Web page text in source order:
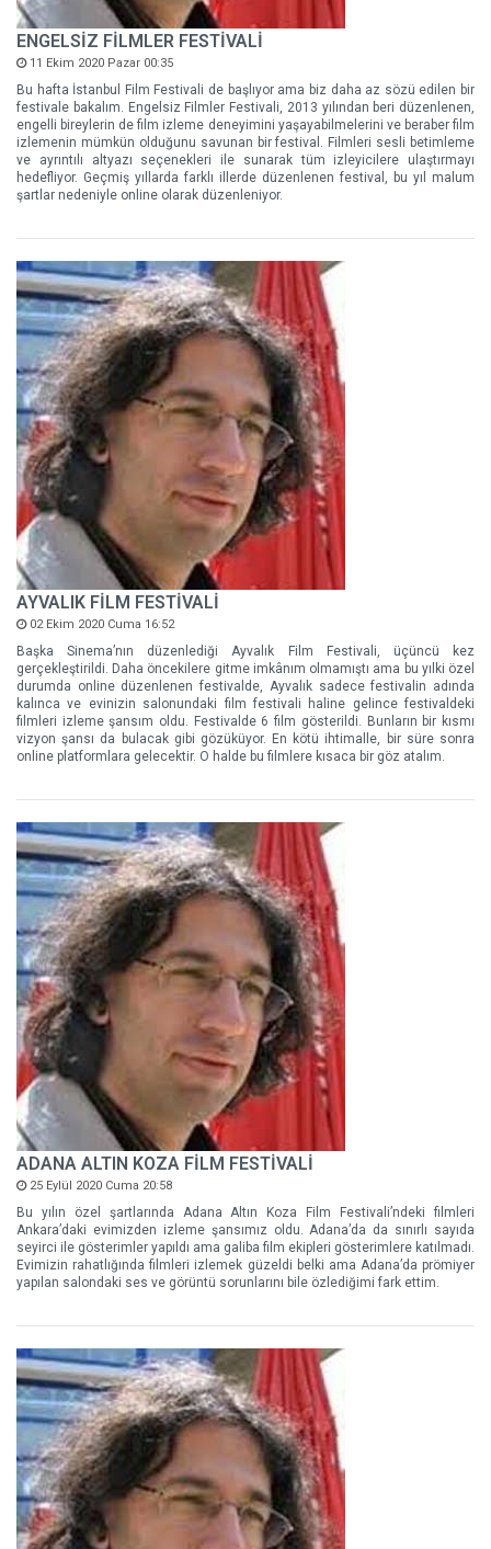
ENGELSİZ FİLMLER FESTİVALİ
11 Ekim 2020 Pazar 00:35
Bu hafta İstanbul Film Festivali de başlıyor ama biz daha az sözü edilen bir
festivale bakalım. Engelsiz Filmler Festivali, 2013 yılından beri düzenlenen,
engelli bireylerin de film izleme deneyimini yaşayabilmelerini ve beraber film
izlemenin mümkün olduğunu savunan bir festival. Filmleri sesli betimleme
ve ayrıntılı altyazı seçenekleri ile sunarak tüm izleyicilere ulaştırmayı
hedefliyor. Geçmiş yıllarda farklı illerde düzenlenen festival, bu yıl malum
şartlar nedeniyle online olarak düzenleniyor.
AYVALIK FİLM FESTİVALİ
02 Ekim 2020 Cuma 16:52
Başka Sinema’nın düzenlediği Ayvalık Film Festivali, üçüncü kez
gerçekleştirildi. Daha öncekilere gitme imkânım olmamıştı ama bu yılki özel
durumda online düzenlenen festivalde, Ayvalık sadece festivalin adında
kalınca ve evinizin salonundaki film festivali haline gelince festivaldeki
filmleri izleme şansım oldu. Festivalde 6 film gösterildi. Bunların bir kısmı
vizyon şansı da bulacak gibi gözüküyor. En kötü ihtimalle, bir süre sonra
online platformlara gelecektir. O halde bu filmlere kısaca bir göz atalım.
ADANA ALTIN KOZA FİLM FESTİVALİ
25 Eylül 2020 Cuma 20:58
Bu yılın özel şartlarında Adana Altın Koza Film Festivali’ndeki filmleri
Ankara’daki evimizden izleme şansımız oldu. Adana’da da sınırlı sayıda
seyirci ile gösterimler yapıldı ama galiba film ekipleri gösterimlere katılmadı.
Evimizin rahatlığında filmleri izlemek güzeldi belki ama Adana’da prömiyer
yapılan salondaki ses ve görüntü sorunlarını bile özlediğimi fark ettim.